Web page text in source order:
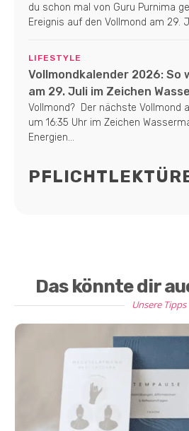
du schon mal von Guru Purnima
Ereignis auf den Vollmond am 29.
LIFESTYLE
Vollmondkalender 2026: So
am 29. Juli im Zeichen
Vollmond? Der nächste Vollmond
um 16:35 Uhr im Zeichen
Energien...
Das könnte dir
Unsere Tipps